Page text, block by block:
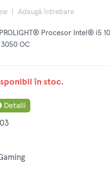
Adaugă întrebare
Procesor Intel® i5
3050 OC
în stoc.
Detalii